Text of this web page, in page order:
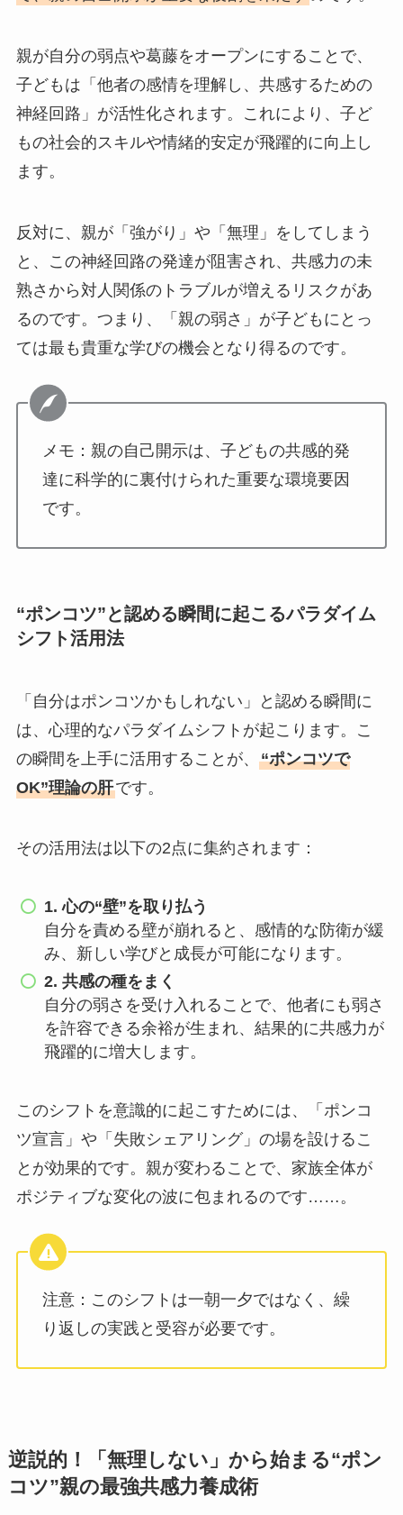
親が自分の弱点や葛藤をオープンにすることで、
子どもは「他者の感情を理解し、共感するための
神経回路」が活性化されます。これにより、子ど
もの社会的スキルや情緒的安定が飛躍的に向上し
ます。
反対に、親が「強がり」や「無理」をしてしまう
と、この神経回路の発達が阻害され、共感力の未
熟さから対人関係のトラブルが増えるリスクがあ
るのです。つまり、「親の弱さ」が子どもにとっ
ては最も貴重な学びの機会となり得るのです。
メモ：親の自己開示は、子どもの共感的発
達に科学的に裏付けられた重要な環境要因
です。
“ポンコツ”と認める瞬間に起こるパラダイム
シフト活用法
「自分はポンコツかもしれない」と認める瞬間に
は、心理的なパラダイムシフトが起こります。こ
の瞬間を上手に活用することが、 “ポンコツで
OK”理論の肝です。
その活用法は以下の2点に集約されます：
1. 心の“壁”を取り払う
自分を責める壁が崩れると、感情的な防衛が緩
み、新しい学びと成長が可能になります。
2. 共感の種をまく
自分の弱さを受け入れることで、他者にも弱さ
を許容できる余裕が生まれ、結果的に共感力が
飛躍的に増大します。
このシフトを意識的に起こすためには、「ポンコ
ツ宣言」や「失敗シェアリング」の場を設けるこ
とが効果的です。親が変わることで、家族全体が
ポジティブな変化の波に包まれるのです……。
注意：このシフトは一朝一夕ではなく、繰
り返しの実践と受容が必要です。
逆説的！「無理しない」から始まる“ポン
コツ”親の最強共感力養成術